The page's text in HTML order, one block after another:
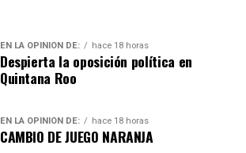
EN LA OPINIÓN DE: hace 18 horas
Despierta la oposición política en
Quintana Roo
EN LA OPINIÓN DE: hace 18 horas
CAMBIO DE JUEGO NARANJA